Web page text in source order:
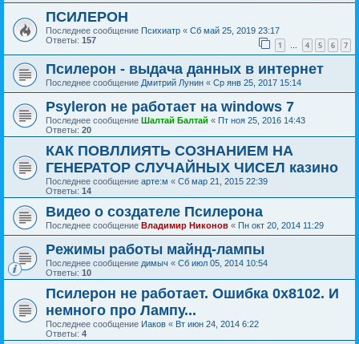
ПСИЛЕРОН
Последнее сообщение Психиатр « Сб май 25, 2019 23:17
Ответы: 157 1 … 4 5 6 7
Псилерон - выдача данных в интернет
Последнее сообщение Дмитрий Лунин « Ср янв 25, 2017 15:14
Psyleron не работает на windows 7
Последнее сообщение Шалтай Балтай « Пт ноя 25, 2016 14:43
Ответы: 20
КАК ПОВЛЛИЯТЬ СОЗНАНИЕМ НА
ГЕНЕРАТОР СЛУЧАЙНЫХ ЧИСЕЛ казино
Последнее сообщение арте:м « Сб мар 21, 2015 22:39
Ответы: 14
Видео о создателе Псилерона
Последнее сообщение Владимир Никонов « Пн окт 20, 2014 11:29
Режимы работы майнд-лампы
Последнее сообщение димыч « Сб июл 05, 2014 10:54
Ответы: 10
Псилерон не работает. Ошибка 0x8102. И
немного про Лампу...
Последнее сообщение Иаков « Вт июн 24, 2014 6:22
Ответы: 4